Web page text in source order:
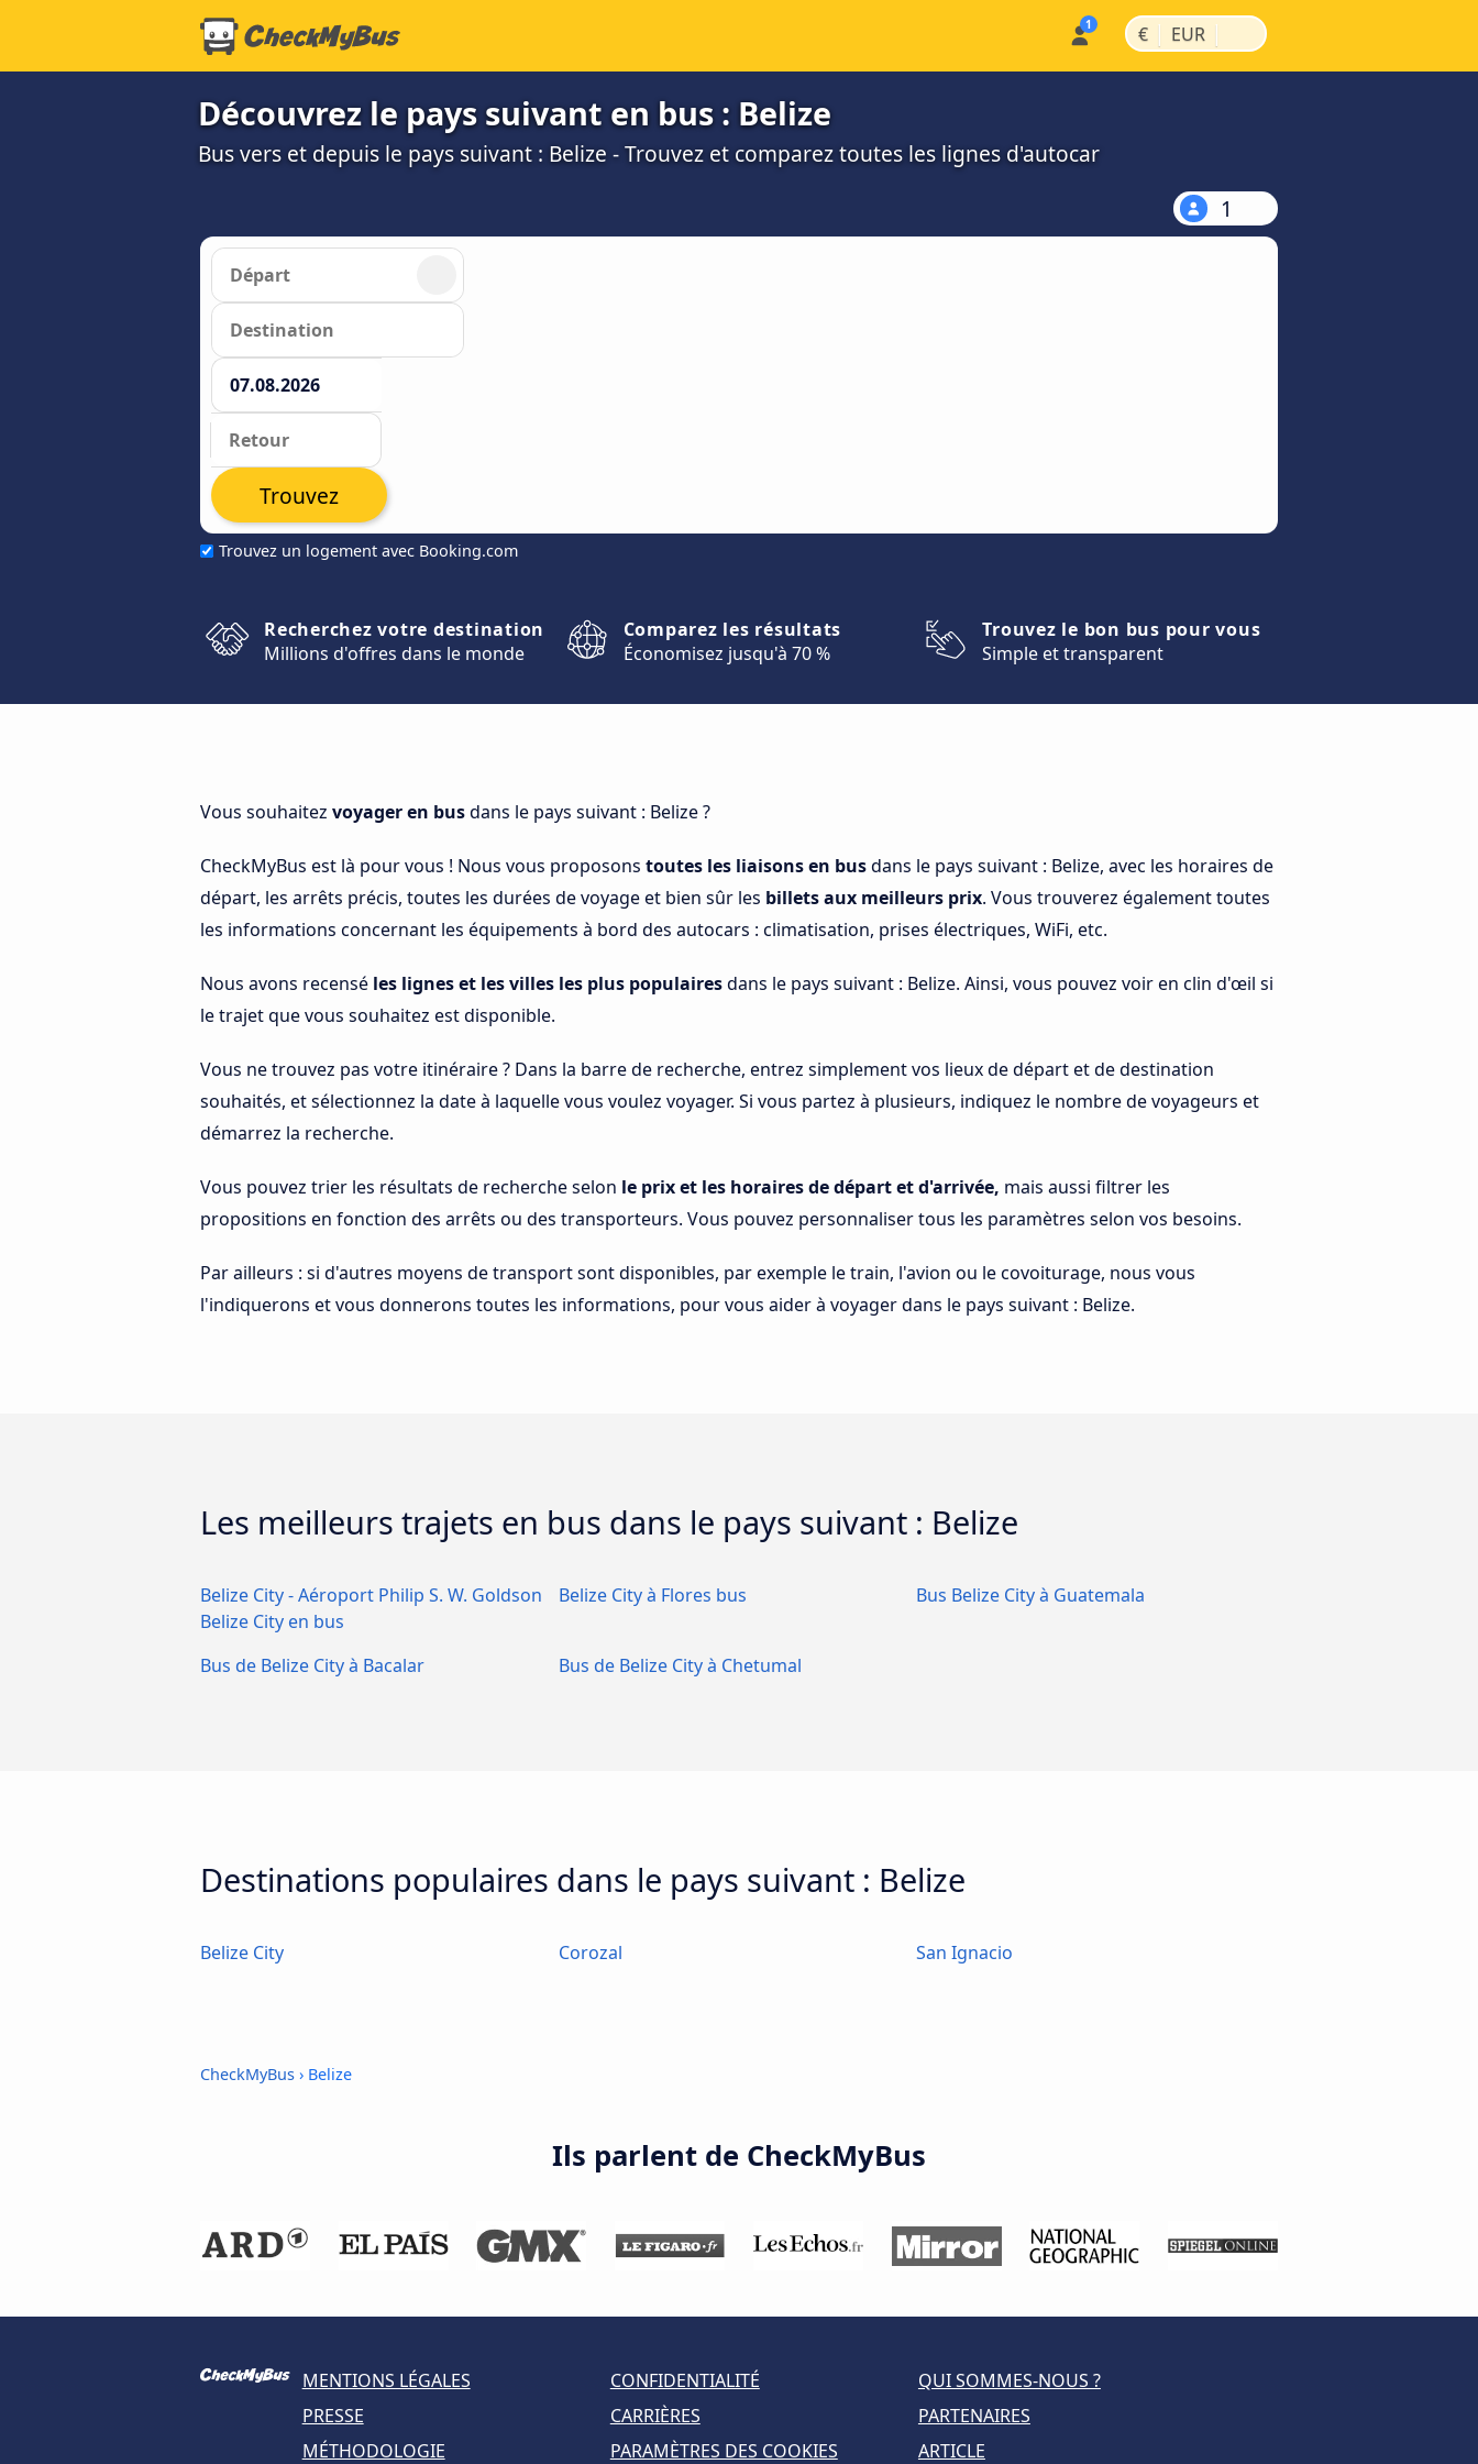
€ | EUR |
Découvrez le pays suivant en bus : Belize
Bus vers et depuis le pays suivant : Belize - Trouvez et comparez toutes les lignes d'autocar
1
Trouvez un logement avec Booking.com
Trouvez
Recherchez votre destination
Millions d'offres dans le monde
Comparez les résultats
Économisez jusqu'à 70 %
Trouvez le bon bus pour vous
Simple et transparent
Vous souhaitez voyager en busdans le pays suivant : Belize ?
CheckMyBus est là pour vous ! Nous vous proposons toutes les liaisons en busdans le pays suivant : Belize, avec les horaires de
départ, les arrêts précis, toutes les durées de voyage et bien sûr les billets aux meilleurs prix. Vous trouverez également toutes
les informations concernant les équipements à bord des autocars : climatisation, prises électriques, WiFi, etc.
Nous avons recensé les lignes et les villes les plus populairesdans le pays suivant : Belize. Ainsi, vous pouvez voir en clin d'œil si
le trajet que vous souhaitez est disponible.
Vous ne trouvez pas votre itinéraire ? Dans la barre de recherche, entrez simplement vos lieux de départ et de destination
souhaités, et sélectionnez la date à laquelle vous voulez voyager. Si vous partez à plusieurs, indiquez le nombre de voyageurs et
démarrez la recherche.
Vous pouvez trier les résultats de recherche selon le prix et les horaires de départ et d'arrivée, mais aussi filtrer les
propositions en fonction des arrêts ou des transporteurs. Vous pouvez personnaliser tous les paramètres selon vos besoins.
Par ailleurs : si d'autres moyens de transport sont disponibles, par exemple le train, l'avion ou le covoiturage, nous vous
l'indiquerons et vous donnerons toutes les informations, pour vous aider à voyager dans le pays suivant : Belize.
Les meilleurs trajets en bus dans le pays suivant : Belize
Belize City - Aéroport Philip S. W. Goldson
Belize City en bus
Belize City à Flores bus Bus Belize City à Guatemala
Bus de Belize City à Bacalar Bus de Belize City à Chetumal
Destinations populaires dans le pays suivant : Belize
Belize City Corozal San Ignacio
CheckMyBus › Belize
Ils parlent de CheckMyBus
MENTIONS LÉGALES CONFIDENTIALITÉ
QUI SOMMES-NOUS ?
PRESSE
CARRIÈRES
PARTENAIRES
MÉTHODOLOGIE
PARAMÈTRES DES COOKIES ARTICLE